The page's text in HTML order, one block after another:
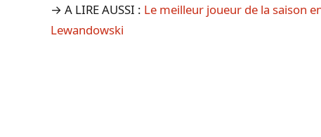
→ A LIRE AUSSI : Le meilleur joueur de la saison
Lewandowski